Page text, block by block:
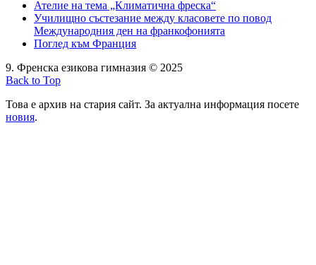
Ателие на тема „Климатична фреска“
Училищно състезание между класовете по повод
Международния ден на франкофонията
Поглед към Франция
9. Френска езикова гимназия © 2025
Back to Top
Това е архив на стария сайт. За актуална информация посете
новия.